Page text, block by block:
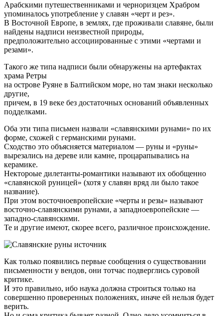
Арабскими путешественниками и черноризцем Храбром
упоминалось употребление у славян «черт и рез».
В Восточной Европе, в землях, где проживали славяне, были
найдены надписи неизвестной природы,
предположительно ассоциированные с этими «чертами и
резами».
Такого же типа надписи были обнаружены на артефактах
храма Ретры
на острове Руяне в Балтийском море, но там знаки несколько
другие,
причем, в 19 веке без достаточных оснований объявленных
подделками.
Оба эти типа письмен назвали «славянскими рунами» по их
форме, схожей с германскими рунами.
Сходство это объясняется материалом — руны и «руны»
вырезались на дереве или камне, процарапывались на
керамике.
Нектороые дилетанты-романтики называют их обобщенно
«славянской руницей» (хотя у славян вряд ли было такое
название).
При этом восточноевропейские «черты и резы» называют
восточно-славянскими рунами, а западноевропейские —
западно-славянскими.
Те и другие имеют, скорее всего, различное происхождение.
Как только появились первые сообщения о существовании
письменности у вендов, они тотчас подверглись суровой
критике.
И это правильно, ибо наука должна строиться только на
совершенно проверенных положениях, иначе ей нельзя будет
верить.